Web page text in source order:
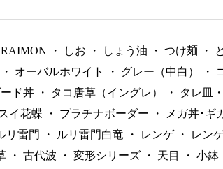
RAIMON ・ しお ・ しょう油 ・ つけ麺 ・
・ オーバルホワイト ・ グレー（中白） ・
ド丼 ・ タコ唐草（イングレ） ・ タレ皿
イ花蝶 ・ プラチナボーダー ・ メガ丼･ギ
リ雷門 ・ ルリ雷門白竜 ・ レンゲ ・ レン
・ 古代波 ・ 変形シリーズ ・ 天目 ・ 小鉢